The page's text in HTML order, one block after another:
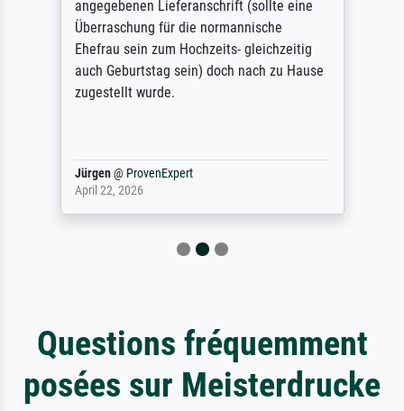
angegebenen Lieferanschrift (sollte eine
Überraschung für die normannische
Ehefrau sein zum Hochzeits- gleichzeitig
auch Geburtstag sein) doch nach zu Hause
zugestellt wurde.
Jürgen@ ProvenExpert
April 22, 2026
Questions fréquemment
posées sur Meisterdrucke